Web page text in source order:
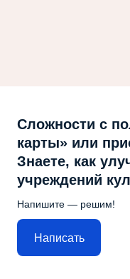
Сложности с
карты» или
Знаете, как
учреждений
Напишите — решим!
Написать